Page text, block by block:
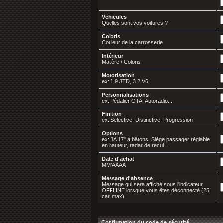
Véhicules
Quelles sont vos voitures ?
Coloris
Couleur de la carrosserie
Intérieur
Matière / Coloris
Motorisation
ex: 1.9 JTD, 3.2 V6
Personnalisations
ex: Pédalier GTA, Autoradio...
Finition
ex: Selective, Distinctive, Progression
Options
ex: JA 17" à bâtons, Siège passager règlable
en hauteur, radar de recul...
Date d'achat
MM/AAAA
Message d'absence
Message qui sera affiché sous l'indicateur
OFFLINE lorsque vous êtes déconnecté (25
car. max)